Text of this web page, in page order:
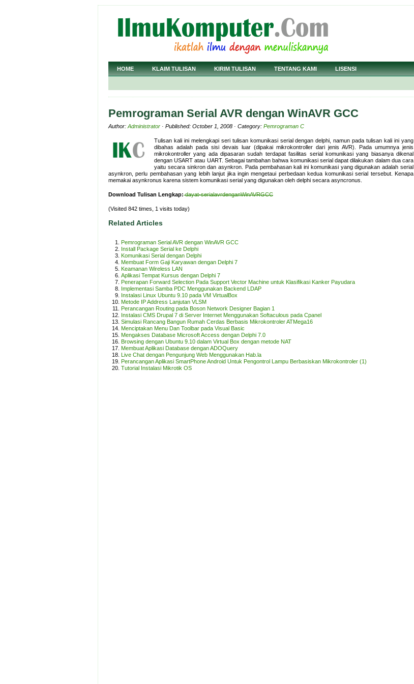
HOME KLAIM TULISAN KIRIM TULISAN TENTANG KAMI LISENSI
Pemrograman Serial AVR dengan WinAVR GCC
Author: Administrator · Published: October 1, 2008 · Category: Pemrograman C
Tulisan kali ini melengkapi seri tulisan komunikasi serial dengan delphi, namun pada tulisan kali ini yang
dibahas adalah pada sisi devais luar (dipakai mikrokontroller dari jenis AVR). Pada umumnya jenis
mikrokontroller yang ada dipasaran sudah terdapat fasilitas serial komunikasi yang biasanya dikenal
dengan USART atau UART. Sebagai tambahan bahwa komunikasi serial dapat dilakukan dalam dua cara
yaitu secara sinkron dan asynkron. Pada pembahasan kali ini komunikasi yang digunakan adalah serial
asynkron, perlu pembahasan yang lebih lanjut jika ingin mengetaui perbedaan kedua komunikasi serial tersebut. Kenapa
memakai asynkronus karena sistem komunikasi serial yang digunakan oleh delphi secara asyncronus.
Download Tulisan Lengkap:dayat-serialavrdenganWinAVRGCC
(Visited 842 times, 1 visits today)
Related Articles
Pemrograman Serial AVR dengan WinAVR GCC
Install Package Serial ke Delphi
Komunikasi Serial dengan Delphi
Membuat Form Gaji Karyawan dengan Delphi 7
Keamanan Wireless LAN
Aplikasi Tempat Kursus dengan Delphi 7
Penerapan Forward Selection Pada Support Vector Machine untuk Klasifikasi Kanker Payudara
Implementasi Samba PDC Menggunakan Backend LDAP
Instalasi Linux Ubuntu 9.10 pada VM VirtualBox
Metode IP Address Lanjutan VLSM
Perancangan Routing pada Boson Network Designer Bagian 1
Instalasi CMS Drupal 7 di Server Internet Menggunakan Softaculous pada Cpanel
Simulasi Rancang Bangun Rumah Cerdas Berbasis Mikrokontroler ATMega16
Menciptakan Menu Dan Toolbar pada Visual Basic
Mengakses Database Microsoft Access dengan Delphi 7.0
Browsing dengan Ubuntu 9.10 dalam Virtual Box dengan metode NAT
Membuat Aplikasi Database dengan ADOQuery
Live Chat dengan Pengunjung Web Menggunakan Hab.la
Perancangan Aplikasi SmartPhone Android Untuk Pengontrol Lampu Berbasiskan Mikrokontroler (1)
Tutorial Instalasi Mikrotik OS